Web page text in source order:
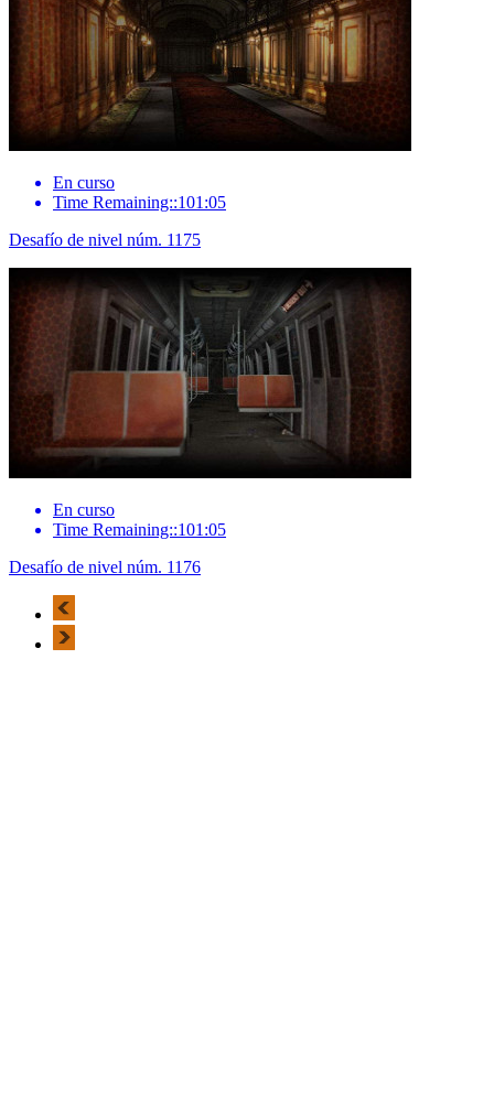
En curso
Time Remaining::101:05
Desafío de nivel núm. 1175
En curso
Time Remaining::101:05
Desafío de nivel núm. 1176